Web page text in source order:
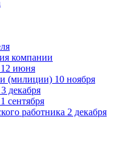
компании
июня
(милиции) 10 ноября
декабря
сентября
работника 2 декабря